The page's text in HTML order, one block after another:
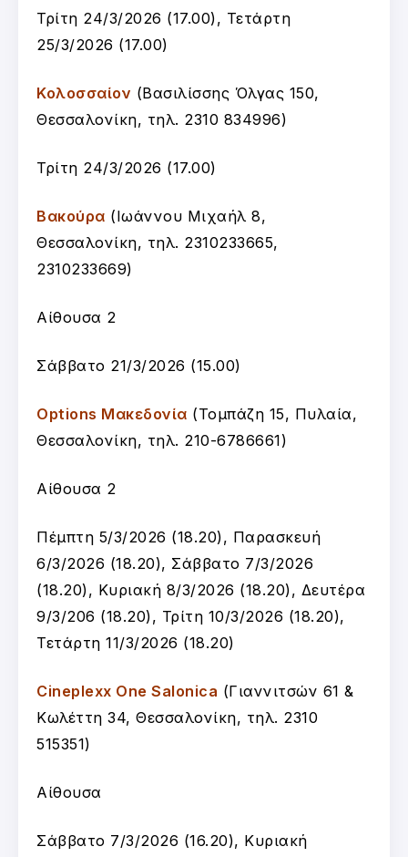
Τρίτη 24/3/2026 (17.00), Τετάρτη
25/3/2026 (17.00)
Κολοσσαίον (Βασιλίσσης Όλγας 150,
Θεσσαλονίκη, τηλ. 2310 834996)
Τρίτη 24/3/2026 (17.00)
Βακούρα (Ιωάννου Μιχαήλ 8,
Θεσσαλονίκη, τηλ. 2310233665,
2310233669)
Αίθουσα 2
Σάββατο 21/3/2026 (15.00)
Options Μακεδονία (Τομπάζη 15, Πυλαία,
Θεσσαλονίκη, τηλ. 210-6786661)
Αίθουσα 2
Πέμπτη 5/3/2026 (18.20), Παρασκευή
6/3/2026 (18.20), Σάββατο 7/3/2026
(18.20), Κυριακή 8/3/2026 (18.20), Δευτέρα
9/3/206 (18.20), Τρίτη 10/3/2026 (18.20),
Τετάρτη 11/3/2026 (18.20)
Cineplexx One Salonica (Γιαννιτσών 61 &
Κωλέττη 34, Θεσσαλονίκη, τηλ. 2310
515351)
Αίθουσα
Σάββατο 7/3/2026 (16.20), Κυριακή